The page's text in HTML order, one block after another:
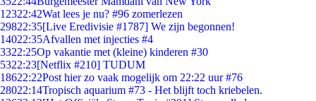
12322:42Wat lees je nu? #96 zomerlezen
29822:35[Live Eredivisie #1787] We zijn begonnen!
14022:35Afvallen met injecties #4
3322:25Op vakantie met (kleine) kinderen #30
5322:23[Netflix #210] TUDUM
18622:22Post hier zo vaak mogelijk om 22:22 uur #76
28022:14Tropisch aquarium #73 - Het blijft toch kriebelen.